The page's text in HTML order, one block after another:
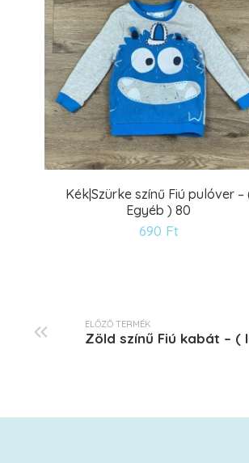
Kék|Szürke színű Fiú pulóver –
Egyéb ) 80
690 Ft
ELŐZŐ TERMÉK
Zöld színű Fiú kabát – (